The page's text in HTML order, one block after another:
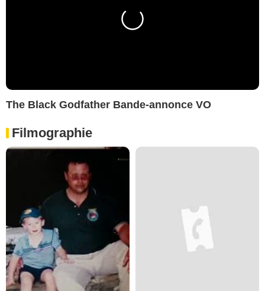
The Black Godfather Bande-annonce VO
Filmographie